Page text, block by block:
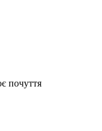
почуття